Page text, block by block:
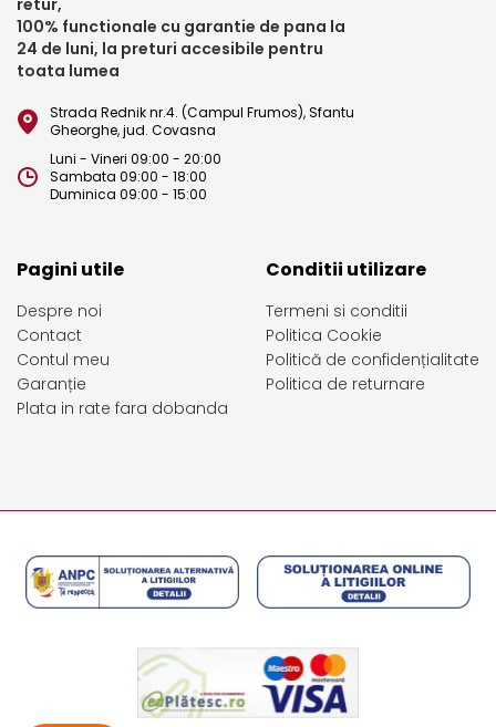
retur,
100% functionale cu garantie de pana la
24 de luni, la preturi accesibile pentru
toata lumea
Strada Rednik nr.4. (Campul Frumos), Sfantu
Gheorghe, jud. Covasna
Luni - Vineri 09:00 - 20:00
Sambata 09:00 - 18:00
Duminica 09:00 - 15:00
Pagini utile
Despre noi
Contact
Contul meu
Garanție
Plata in rate fara dobanda
Conditii utilizare
Termeni si conditii
Politica Cookie
Politică de confidențialitate
Politica de returnare